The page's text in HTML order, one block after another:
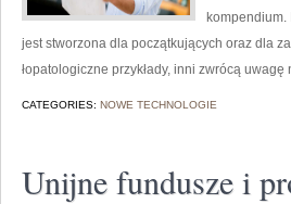
jest stworzona dla początkujących oraz dla
łopatologiczne przykłady, inni zwrócą uwagę
CATEGORIES: NOWE TECHNOLOGIE
Unijne fundusze i